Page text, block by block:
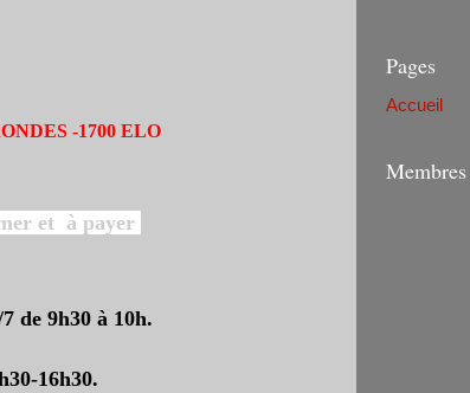
-1700 ELO
et à payer
de 9h30 à 10h.
16h30.
Pages
Accueil
Membres